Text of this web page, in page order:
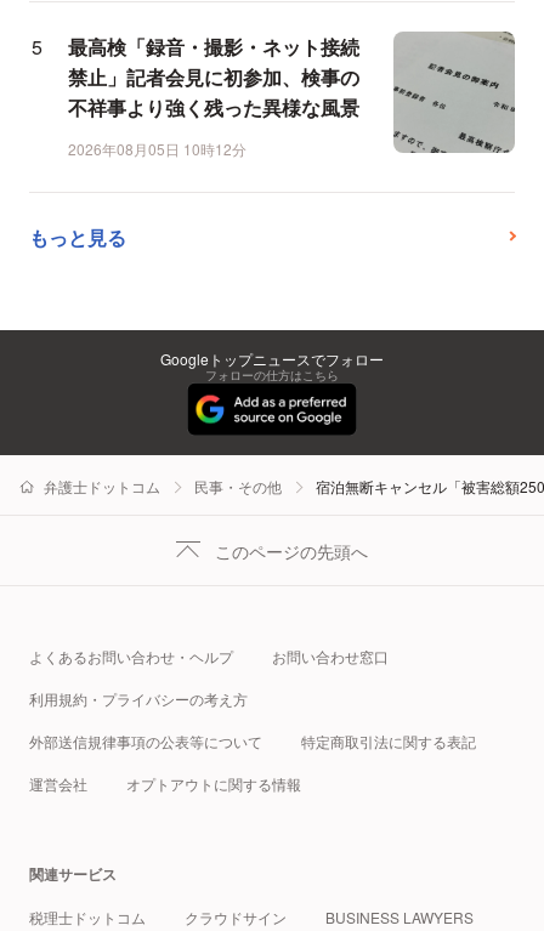
最高検「録音・撮影・ネット接続
禁止」記者会見に初参加、検事の
不祥事より強く残った異様な風景
2026年08月05日 10時12分
もっと見る
Googleトップニュースでフォロー
フォローの仕方はこちら
弁護士ドットコム 民事・その他 宿泊無断キャンセル「被害総額
このページの先頭へ
よくあるお問い合わせ・ヘルプ お問い合わせ窓口
利用規約・プライバシーの考え方
外部送信規律事項の公表等について 特定商取引法に関する表記
運営会社 オプトアウトに関する情報
関連サービス
税理士ドットコム クラウドサイン BUSINESS LAWYERS